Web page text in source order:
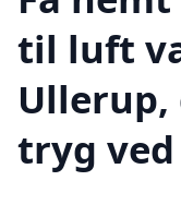
til luft
tryg ved